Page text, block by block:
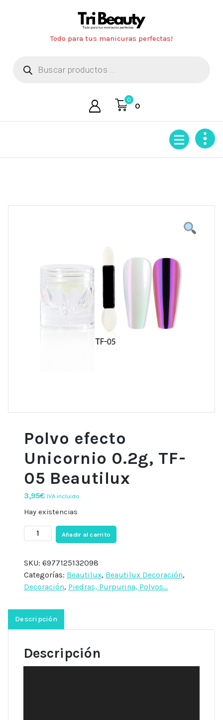
Todo para tus manicuras perfectas!
productos
0
0
Polvo efecto
Unicornio 0.2g, TF-
05 Beautilux
3,95€ IVA incluido.
Hay existencias
Polvo
efecto
0.2g,
TF-
05
cantidad
Añadir al carrito
SKU: 6977125132098
Categorías: Beautilux, Beautilux Decoración,
Decoración, Piedras, Purpurina, Polvos...
Descripción
Descripción